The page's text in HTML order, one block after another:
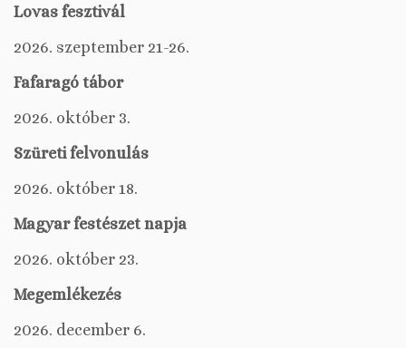
Lovas fesztivál
2026. szeptember 21-26.
Fafaragó tábor
2026. október 3.
Szüreti felvonulás
2026. október 18.
Magyar festészet napja
2026. október 23.
Megemlékezés
2026. december 6.